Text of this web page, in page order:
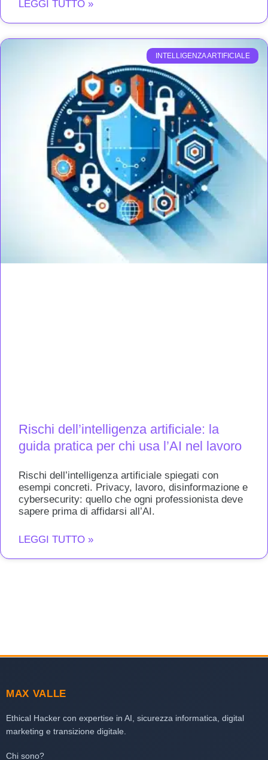
LEGGI TUTTO »
INTELLIGENZA ARTIFICIALE
Rischi dell’intelligenza artificiale: la
guida pratica per chi usa l’AI nel lavoro
Rischi dell’intelligenza artificiale spiegati con
esempi concreti. Privacy, lavoro, disinformazione e
cybersecurity: quello che ogni professionista deve
sapere prima di affidarsi all’AI.
LEGGI TUTTO »
MAX VALLE
Ethical Hacker con expertise in AI, sicurezza informatica, digital
marketing e transizione digitale.
Chi sono?